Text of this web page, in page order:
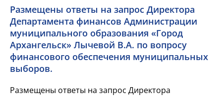
Размещены ответы на запрос Директора
Департамента финансов Администрации
муниципального образования «Город
Архангельск» Лычевой В.А. по вопросу
финансового обеспечения муниципальных
выборов.
Размещены ответы на запрос Директора